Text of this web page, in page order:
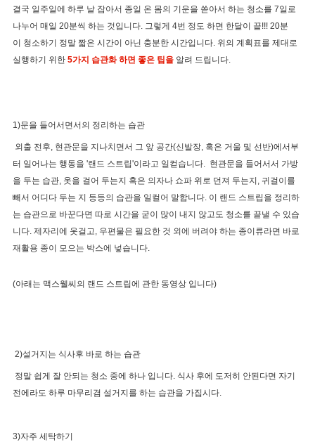
결국 일주일에 하루 날 잡아서 종일 온 몸의 기운을 쏟아서 하는 청소를 7일로
나누어 매일 20분씩 하는 것입니다. 그렇게 4번 정도 하면 한달이 끝!!! 20분
이 청소하기 정말 짧은 시간이 아닌 충분한 시간입니다. 위의 계획표를 제대로
실행하기 위한 5가지 습관화 하면 좋은 팁을 알려 드립니다.
1)문을 들어서면서의 정리하는 습관
외출 전후, 현관문을 지나치면서 그 앞 공간(신발장, 혹은 거울 및 선반)에서부
터 일어나는 행동을 '랜드 스트립'이라고 일컫습니다. 현관문을 들어서서 가방
을 두는 습관, 옷을 걸어 두는지 혹은 의자나 쇼파 위로 던져 두는지, 귀걸이를
빼서 어디다 두는 지 등등의 습관을 일컬어 말합니다. 이 랜드 스트립을 정리하
는 습관으로 바꾼다면 따로 시간을 굳이 많이 내지 않고도 청소를 끝낼 수 있습
니다. 제자리에 옷걸고, 우편물은 필요한 것 외에 버려야 하는 종이류라면 바로
재활용 종이 모으는 박스에 넣습니다.
(아래는 맥스웰씨의 랜드 스트립에 관한 동영상 입니다)
2)설거지는 식사후 바로 하는 습관
정말 쉽게 잘 안되는 청소 중에 하나 입니다. 식사 후에 도저히 안된다면 자기
전에라도 하루 마무리겸 설거지를 하는 습관을 가집시다.
3)자주 세탁하기